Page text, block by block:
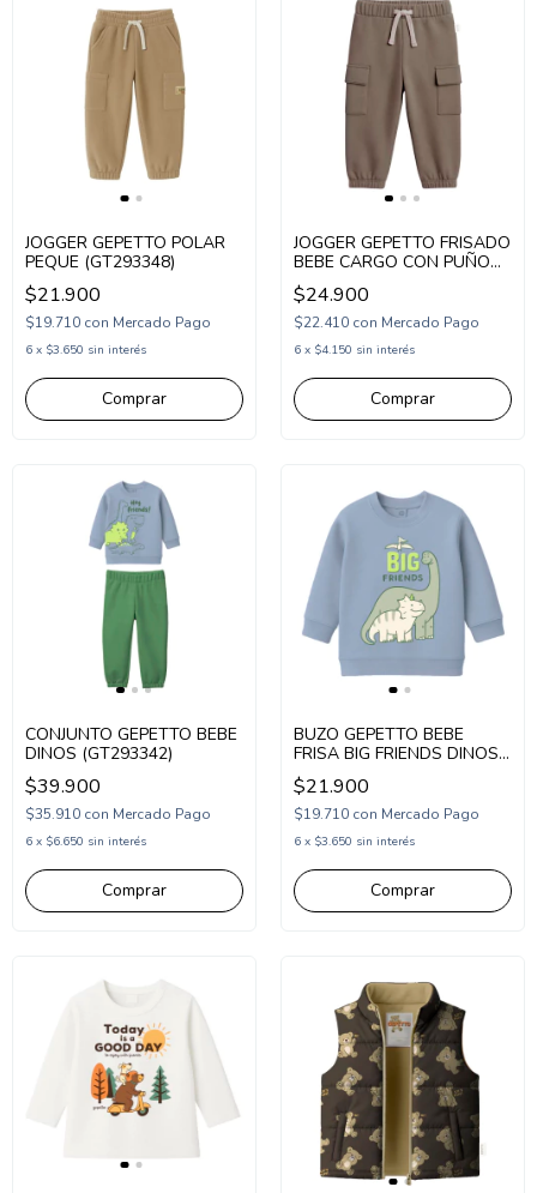
JOGGER GEPETTO POLAR
PEQUE (GT293348)
$21.900
$19.710 con Mercado Pago
6 x $3.650 sin interés
Comprar
JOGGER GEPETTO FRISADO
BEBE CARGO CON PUÑO
LISO (GT293345)
$24.900
$22.410 con Mercado Pago
6 x $4.150 sin interés
Comprar
CONJUNTO GEPETTO BEBE
DINOS (GT293342)
$39.900
$35.910 con Mercado Pago
6 x $6.650 sin interés
Comprar
BUZO GEPETTO BEBE
FRISA BIG FRIENDS DINOS
(GT293322)
$21.900
$19.710 con Mercado Pago
6 x $3.650 sin interés
Comprar